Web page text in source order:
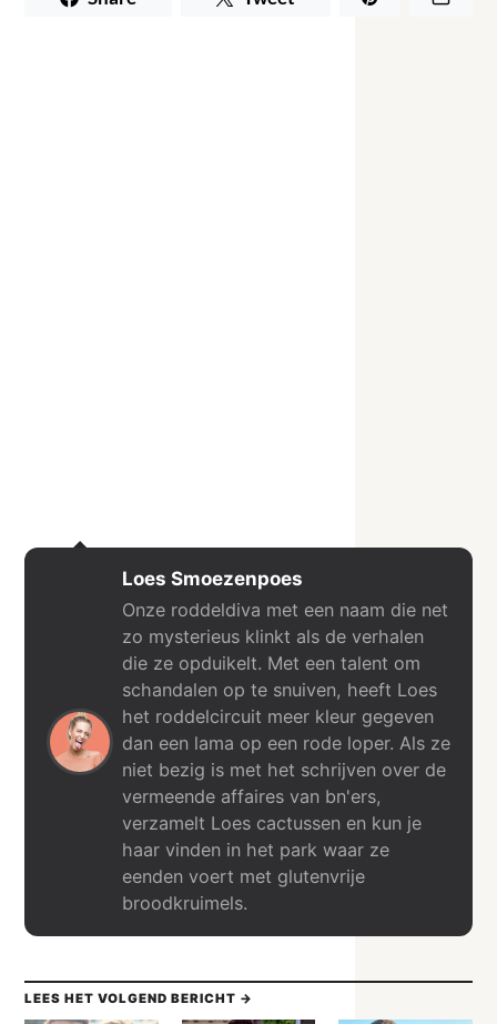
Loes Smoezenpoes
Onze roddeldiva met een naam die net
zo mysterieus klinkt als de verhalen
die ze opduikelt. Met een talent om
schandalen op te snuiven, heeft Loes
het roddelcircuit meer kleur gegeven
dan een lama op een rode loper. Als ze
niet bezig is met het schrijven over de
vermeende affaires van bn'ers,
verzamelt Loes cactussen en kun je
haar vinden in het park waar ze
eenden voert met glutenvrije
broodkruimels.
LEES HET VOLGEND BERICHT →